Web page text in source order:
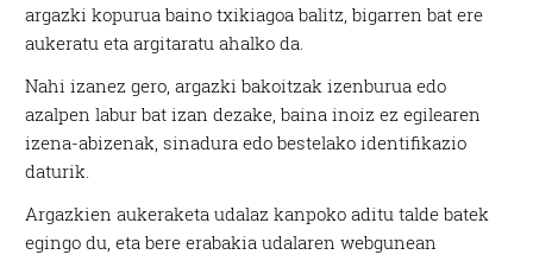
argazki kopurua baino txikiagoa balitz, bigarren bat ere
aukeratu eta argitaratu ahalko da.
Nahi izanez gero, argazki bakoitzak izenburua edo
azalpen labur bat izan dezake, baina inoiz ez egilearen
izena-abizenak, sinadura edo bestelako identifikazio
daturik.
Argazkien aukeraketa udalaz kanpoko aditu talde batek
egingo du, eta bere erabakia udalaren webgunean